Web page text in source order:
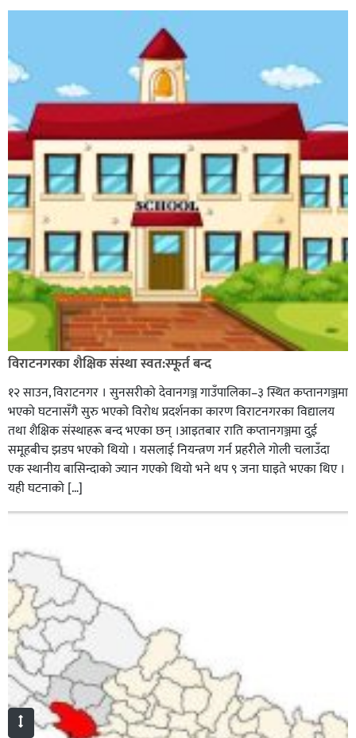
विराटनगरका शैक्षिक संस्था स्वत:स्फूर्त बन्द
१२ साउन, विराटनगर । सुनसरीको देवानगञ्ज गाउँपालिका–३ स्थित कप्तानगञ्जमा
भएको घटनासँगै सुरु भएको विरोध प्रदर्शनका कारण विराटनगरका विद्यालय
तथा शैक्षिक संस्थाहरू बन्द भएका छन् ।आइतबार राति कप्तानगञ्जमा दुई
समूहबीच झडप भएको थियो । यसलाई नियन्त्रण गर्न प्रहरीले गोली चलाउँदा
एक स्थानीय बासिन्दाको ज्यान गएको थियो भने थप ९ जना घाइते भएका थिए ।
यही घटनाको […]